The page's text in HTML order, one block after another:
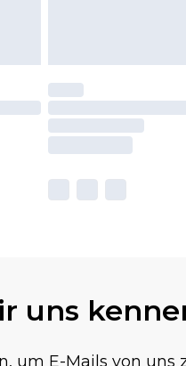
uns
um E-Mails von uns